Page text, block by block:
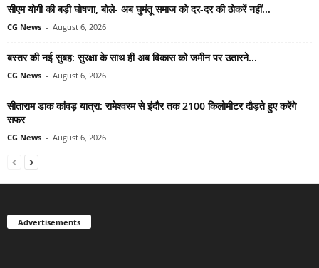
सीएम योगी की बड़ी घोषणा, बोले- अब घुमंतू समाज को दर-दर की ठोकरें नहीं...
CG News - August 6, 2026
बस्तर की नई सुबह: सुरक्षा के साथ ही अब विकास को जमीन पर उतारने...
CG News - August 6, 2026
सीताराम डाक कांवड़ यात्रा: रामेश्वरम से इंदौर तक 2100 किलोमीटर दौड़ते हुए करेंगे
सफर
CG News - August 6, 2026
Advertisements